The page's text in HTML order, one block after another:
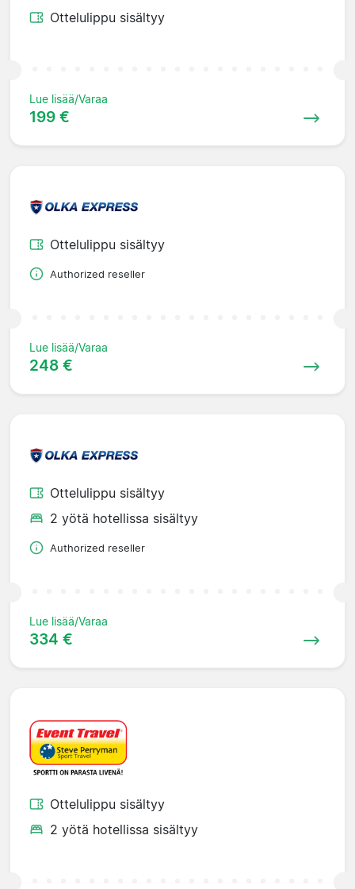
Ottelulippu sisältyy
Lue lisää/Varaa
199 €
Ottelulippu sisältyy
Authorized reseller
Lue lisää/Varaa
248 €
Ottelulippu sisältyy
2 yötä hotellissa sisältyy
Authorized reseller
Lue lisää/Varaa
334 €
Ottelulippu sisältyy
2 yötä hotellissa sisältyy